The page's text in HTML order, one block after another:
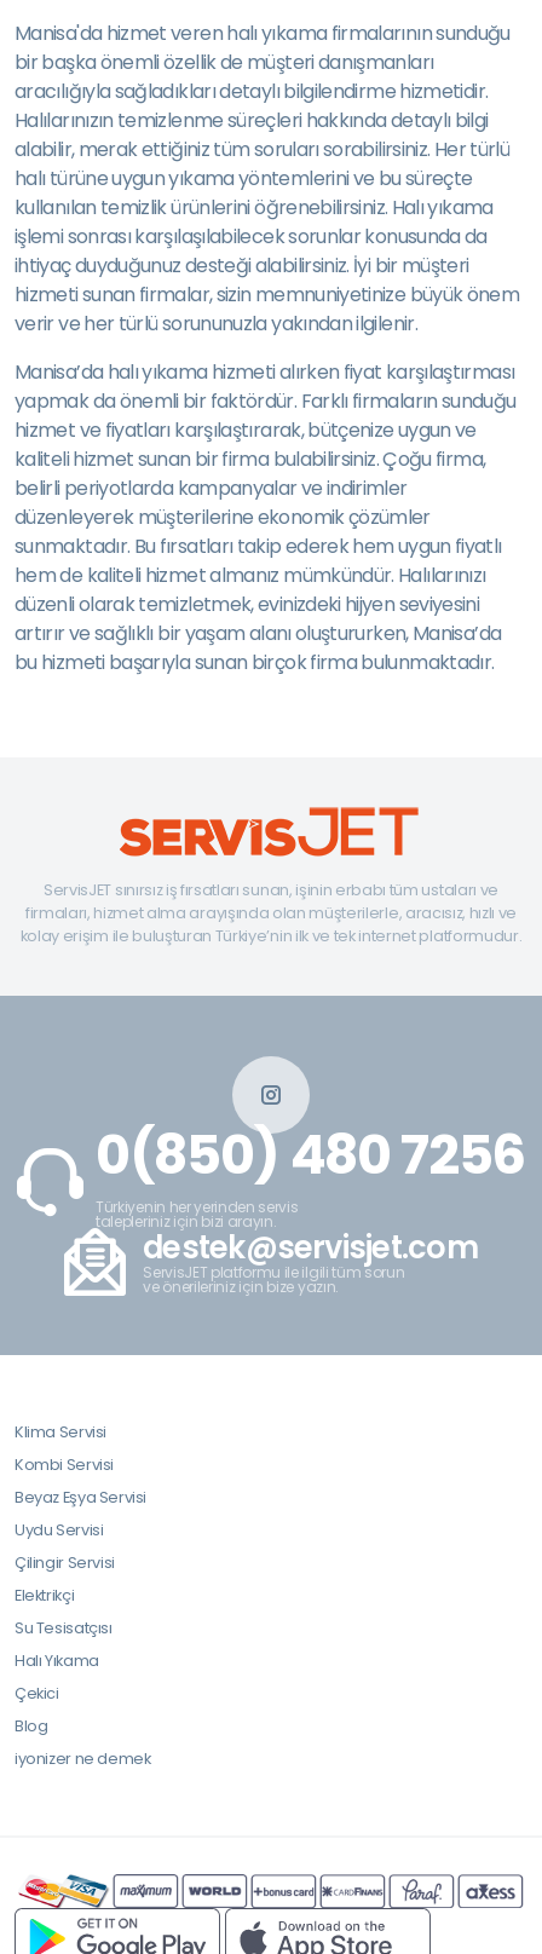
Manisa'da hizmet veren halı yıkama firmalarının sunduğu
bir başka önemli özellik de müşteri danışmanları
aracılığıyla sağladıkları detaylı bilgilendirme hizmetidir.
Halılarınızın temizlenme süreçleri hakkında detaylı bilgi
alabilir, merak ettiğiniz tüm soruları sorabilirsiniz. Her türlü
halı türüne uygun yıkama yöntemlerini ve bu süreçte
kullanılan temizlik ürünlerini öğrenebilirsiniz. Halı yıkama
işlemi sonrası karşılaşılabilecek sorunlar konusunda da
ihtiyaç duyduğunuz desteği alabilirsiniz. İyi bir müşteri
hizmeti sunan firmalar, sizin memnuniyetinize büyük önem
verir ve her türlü sorununuzla yakından ilgilenir.
Manisa’da halı yıkama hizmeti alırken fiyat karşılaştırması
yapmak da önemli bir faktördür. Farklı firmaların sunduğu
hizmet ve fiyatları karşılaştırarak, bütçenize uygun ve
kaliteli hizmet sunan bir firma bulabilirsiniz. Çoğu firma,
belirli periyotlarda kampanyalar ve indirimler
düzenleyerek müşterilerine ekonomik çözümler
sunmaktadır. Bu fırsatları takip ederek hem uygun fiyatlı
hem de kaliteli hizmet almanız mümkündür. Halılarınızı
düzenli olarak temizletmek, evinizdeki hijyen seviyesini
artırır ve sağlıklı bir yaşam alanı oluştururken, Manisa’da
bu hizmeti başarıyla sunan birçok firma bulunmaktadır.
ServisJET sınırsız iş fırsatları sunan, işinin erbabı tüm ustaları ve
firmaları, hizmet alma arayışında olan müşterilerle, aracısız, hızlı ve
kolay erişim ile buluşturan Türkiye’nin ilk ve tek internet platformudur.
0(850) 480 7256
Türkiyenin her yerinden servis
talepleriniz için bizi arayın.
destek@servisjet.com
ServisJET platformu ile ilgili tüm sorun
ve önerileriniz için bize yazın.
Klima Servisi
Kombi Servisi
Beyaz Eşya Servisi
Uydu Servisi
Çilingir Servisi
Elektrikçi
Su Tesisatçısı
Halı Yıkama
Çekici
Blog
iyonizer ne demek